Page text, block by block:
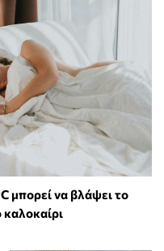
μπορεί να βλάψει το
καλοκαίρι